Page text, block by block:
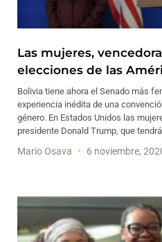
Las mujeres,
elecciones de las
Bolivia tiene ahora el Senado más
experiencia inédita de una
género. En Estados Unidos las
presidente Donald Trump, que
Mario Osava 6 noviembre,